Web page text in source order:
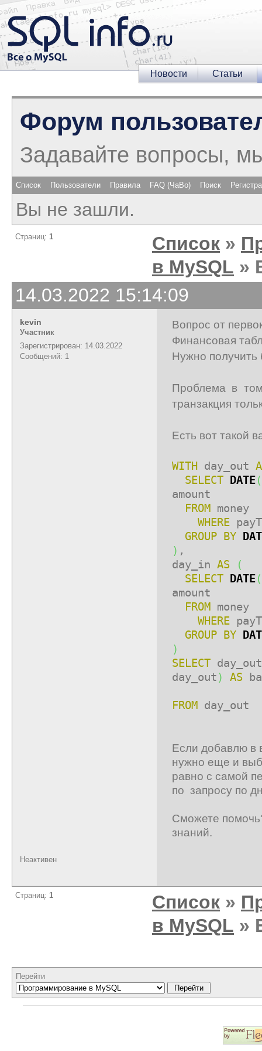
Новости Статьи
Форум
Задавайте вопросы,
Список Пользователи Правила FAQ (ЧаВо) Поиск
Вы не зашли.
Страниц: 1 Список »
в MySQL »
14.03.2022 15:14:09
kevin
Участник
Зарегистрирован: 14.03.2022
Сообщений: 1
Вопрос от
Финансовая
Нужно
Проблема в
транзакция
Есть вот такой
WITH day_out
SELECT DATE(
amount
FROM money
WHERE
GROUP BY
) ,
day_in AS
(
SELECT DATE(
amount
FROM money
WHERE
GROUP BY
)
SELECT
day_out) AS
FROM day_out
Если добавлю в
нужно еще и
равно с самой
по запросу по
Сможете
знаний.
Неактивен
Страниц: 1 Список »
в MySQL »
Перейти